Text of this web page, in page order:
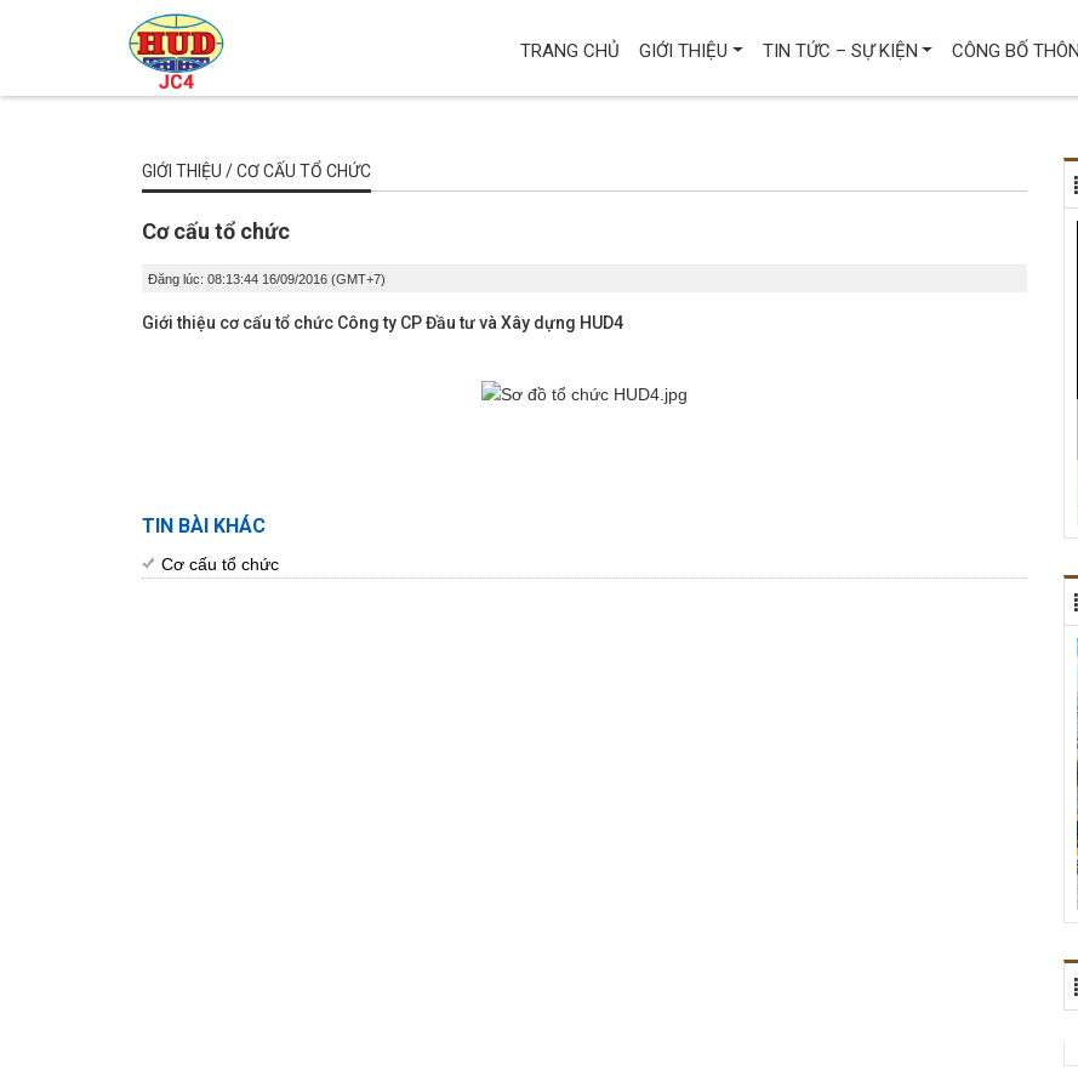
TRANG CHỦ GIỚI THIỆU TIN TỨC – SỰ KIỆN CÔNG BỐ
GIỚI THIỆU / CƠ CẤU TỔ CHỨC
Cơ cấu tổ chức
Đăng lúc: 08:13:44 16/09/2016 (GMT+7)
Giới thiệu cơ cấu tổ chức Công ty CP Đầu tư và Xây dựng HUD4
TIN BÀI KHÁC
Cơ cấu tổ chức